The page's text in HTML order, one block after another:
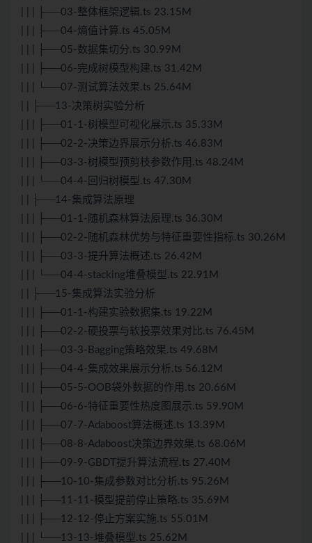
| | | ├──03-整体框架逻辑.ts 23.15M
| | | ├──04-熵值计算.ts 45.05M
| | | ├──05-数据集切分.ts 30.99M
| | | ├──06-完成树模型构建.ts 31.42M
| | | └──07-测试算法效果.ts 25.64M
| | ├──13-决策树实验分析
| | | ├──01-1-树模型可视化展示.ts 35.33M
| | | ├──02-2-决策边界展示分析.ts 46.83M
| | | ├──03-3-树模型预剪枝参数作用.ts 48.24M
| | | └──04-4-回归树模型.ts 47.30M
| | ├──14-集成算法原理
| | | ├──01-1-随机森林算法原理.ts 36.30M
| | | ├──02-2-随机森林优势与特征重要性指标.ts 30.26M
| | | ├──03-3-提升算法概述.ts 26.42M
| | | └──04-4-stacking堆叠模型.ts 22.91M
| | ├──15-集成算法实验分析
| | | ├──01-1-构建实验数据集.ts 19.22M
| | | ├──02-2-硬投票与软投票效果对比.ts 76.45M
| | | ├──03-3-Bagging策略效果.ts 49.68M
| | | ├──04-4-集成效果展示分析.ts 56.12M
| | | ├──05-5-OOB袋外数据的作用.ts 20.66M
| | | ├──06-6-特征重要性热度图展示.ts 59.90M
| | | ├──07-7-Adaboost算法概述.ts 13.39M
| | | ├──08-8-Adaboost决策边界效果.ts 68.06M
| | | ├──09-9-GBDT提升算法流程.ts 27.40M
| | | ├──10-10-集成参数对比分析.ts 95.26M
| | | ├──11-11-模型提前停止策略.ts 35.69M
| | | ├──12-12-停止方案实施.ts 55.01M
| | | └──13-13-堆叠模型.ts 25.62M